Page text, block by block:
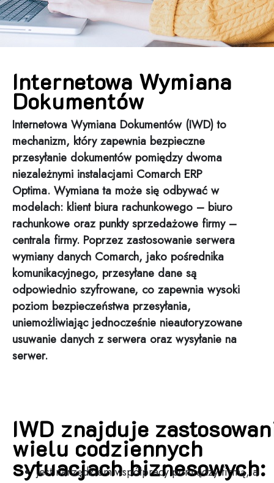
Internetowa Wymiana
Dokumentów
Internetowa Wymiana Dokumentów (IWD) to
mechanizm, który zapewnia bezpieczne
przesyłanie dokumentów pomiędzy dwoma
niezależnymi instalacjami Comarch ERP
Optima. Wymiana ta może się odbywać w
modelach: klient biura rachunkowego – biuro
rachunkowe oraz punkty sprzedażowe firmy –
centrala firmy. Poprzez zastosowanie serwera
wymiany danych Comarch, jako pośrednika
komunikacyjnego, przesyłane dane są
odpowiednio szyfrowane, co zapewnia wysoki
poziom bezpieczeństwa przesyłania,
uniemożliwiając jednocześnie nieautoryzowane
usuwanie danych z serwera oraz wysyłanie na
serwer.
IWD znajduje
wielu codziennych
sytuacjach biznesowych:
jest narzędziem współpracy pomiędzy firmą, a